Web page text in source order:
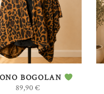
AU
PLUS
ANCIEN
AJOUTER AU
PANIER
BOGOLAN
89,90€